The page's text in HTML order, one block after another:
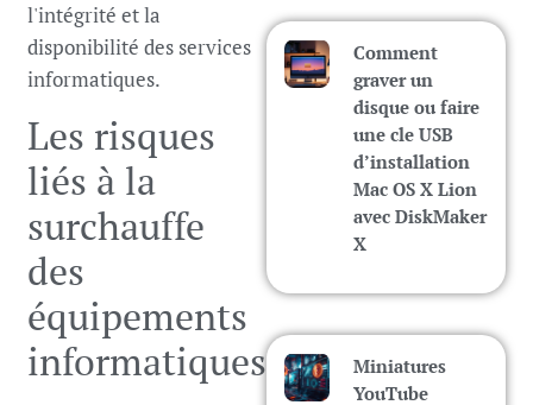
l'intégrité et la
disponibilité des services
informatiques.
Les risques
liés à la
surchauffe
des
équipements
informatiques
Comment
graver un
disque ou faire
une cle USB
d’installation
Mac OS X Lion
avec DiskMaker
X
Miniatures
YouTube